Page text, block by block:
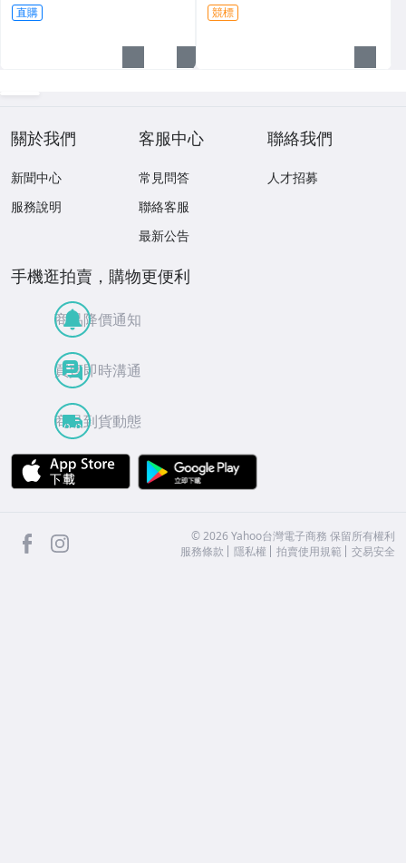
直購 競標
關於我們
新聞中心
服務說明
客服中心
常見問答
聯絡客服
最新公告
聯絡我們
人才招募
手機逛拍賣，購物更便利
商品降價通知
買賣即時溝通
商品到貨動態
APP Store
facebook ©2026 Yahoo台灣電子商務 保留所有權利
服務條款
隱私權 拍賣使用規範 交易安全